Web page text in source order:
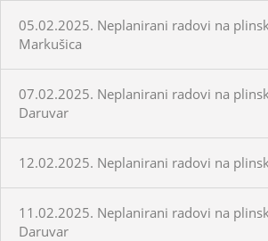
05.02.2025. Neplanirani radovi na
Markušica
07.02.2025. Neplanirani radovi na
Daruvar
12.02.2025. Neplanirani radovi na
11.02.2025. Neplanirani radovi na
Daruvar